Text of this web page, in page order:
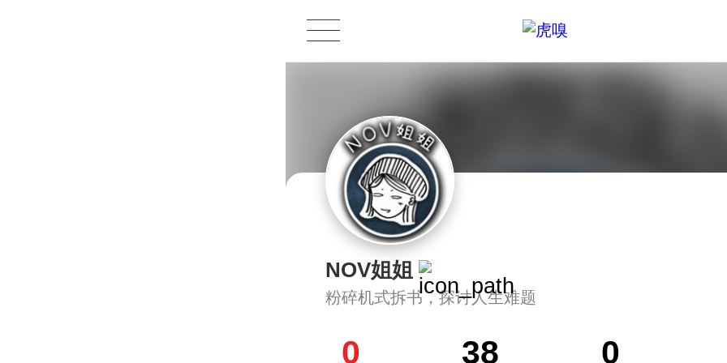
NOV姐姐
粉碎机式拆书，探讨人生难题
0 38 0